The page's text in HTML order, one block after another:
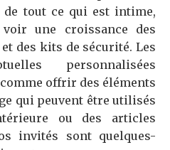
de tout ce qui est intime,
une croissance des
des kits de sécurité. Les
personnalisées
offrir des éléments
qui peuvent être utilisés
ou des articles
invités sont quelques-